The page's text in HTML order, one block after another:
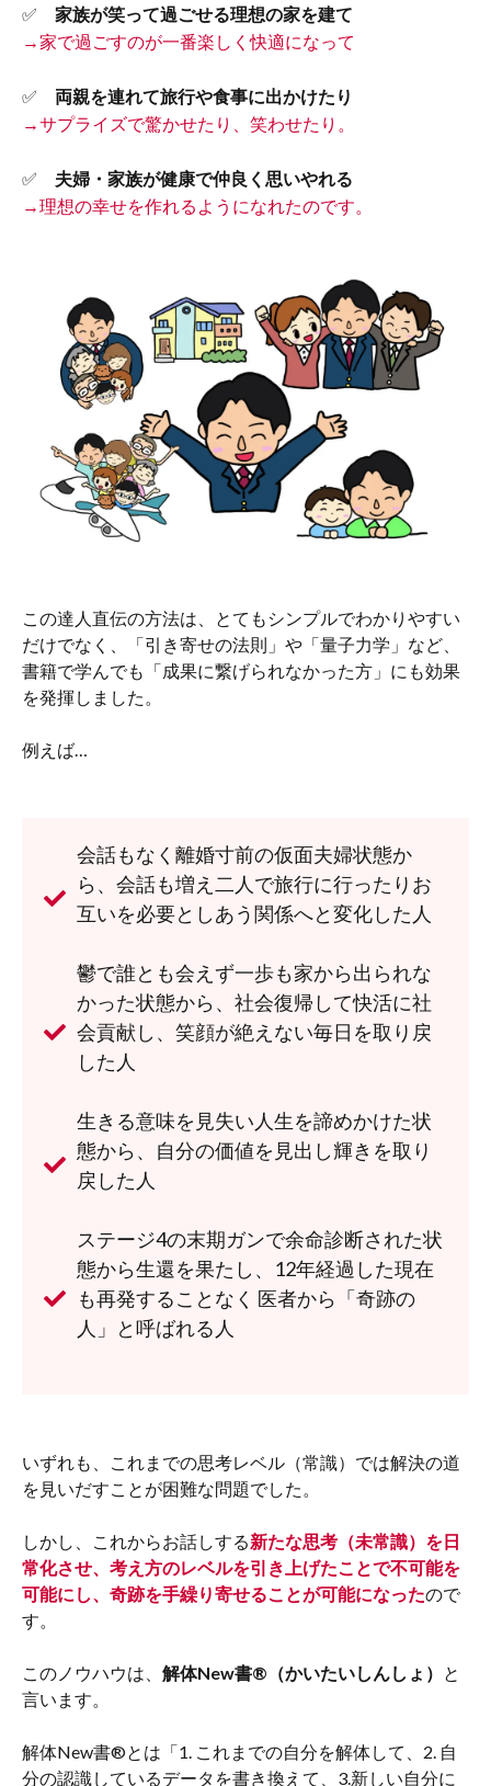
✅ 家族が笑って過ごせる理想の家を建て
→家で過ごすのが一番楽しく快適になって
✅ 両親を連れて旅行や食事に出かけたり
→サプライズで驚かせたり、笑わせたり。
✅ 夫婦・家族が健康で仲良く思いやれる
→理想の幸せを作れるようになれたのです。
この達人直伝の方法は、とてもシンプルでわかりやすい
だけでなく、「引き寄せの法則」や「量子力学」など、
書籍で学んでも「成果に繋げられなかった方」にも効果
を発揮しました。
例えば…
会話もなく離婚寸前の仮面夫婦状態か
ら、会話も増え二人で旅行に行ったりお
互いを必要としあう関係へと変化した人
鬱で誰とも会えず一歩も家から出られな
かった状態から、社会復帰して快活に社
会貢献し、笑顔が絶えない毎日を取り戻
した人
生きる意味を見失い人生を諦めかけた状
態から、自分の価値を見出し輝きを取り
戻した人
ステージ4の末期ガンで余命診断された状
態から生還を果たし、12年経過した現在
も再発することなく 医者から「奇跡の
人」と呼ばれる人
いずれも、これまでの思考レベル（常識）では解決の道
を見いだすことが困難な問題でした。
しかし、これからお話しする新たな思考（未常識）を日
常化させ、考え方のレベルを引き上げたことで不可能を
可能にし、奇跡を手繰り寄せることが可能になったので
す。
このノウハウは、 解体New書®︎（かいたいしんしょ） と
言います。
解体New書®︎とは「1. これまでの自分を解体して、2. 自
分の認識しているデータを書き換えて、3.新しい自分に